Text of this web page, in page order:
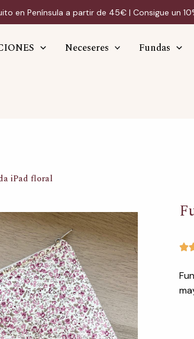
en Península a partir de 45€ | Consigue un
Neceseres Fundas
iPad floral